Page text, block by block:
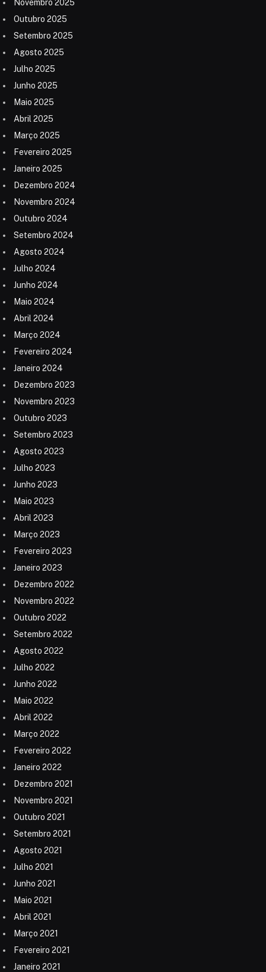
Novembro 2025
Outubro 2025
Setembro 2025
Agosto 2025
Julho 2025
Junho 2025
Maio 2025
Abril 2025
Março 2025
Fevereiro 2025
Janeiro 2025
Dezembro 2024
Novembro 2024
Outubro 2024
Setembro 2024
Agosto 2024
Julho 2024
Junho 2024
Maio 2024
Abril 2024
Março 2024
Fevereiro 2024
Janeiro 2024
Dezembro 2023
Novembro 2023
Outubro 2023
Setembro 2023
Agosto 2023
Julho 2023
Junho 2023
Maio 2023
Abril 2023
Março 2023
Fevereiro 2023
Janeiro 2023
Dezembro 2022
Novembro 2022
Outubro 2022
Setembro 2022
Agosto 2022
Julho 2022
Junho 2022
Maio 2022
Abril 2022
Março 2022
Fevereiro 2022
Janeiro 2022
Dezembro 2021
Novembro 2021
Outubro 2021
Setembro 2021
Agosto 2021
Julho 2021
Junho 2021
Maio 2021
Abril 2021
Março 2021
Fevereiro 2021
Janeiro 2021